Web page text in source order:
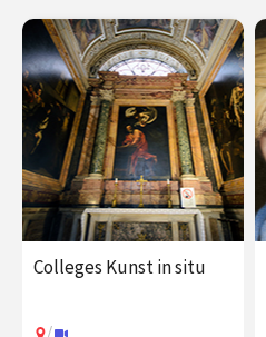
Colleges Kunst in situ